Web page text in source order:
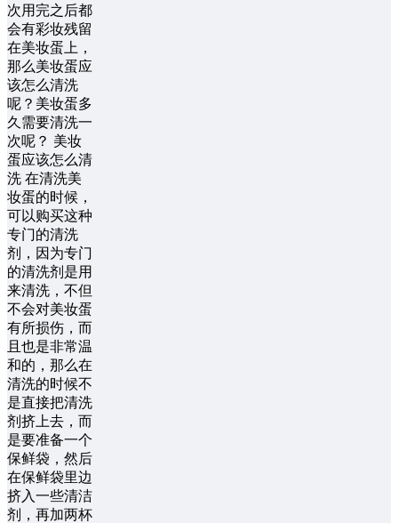
次用完之后都
会有彩妆残留
在美妆蛋上，
那么美妆蛋应
该怎么清洗
呢？美妆蛋多
久需要清洗一
次呢？ 美妆
蛋应该怎么清
洗 在清洗美
妆蛋的时候，
可以购买这种
专门的清洗
剂，因为专门
的清洗剂是用
来清洗，不但
不会对美妆蛋
有所损伤，而
且也是非常温
和的，那么在
清洗的时候不
是直接把清洗
剂挤上去，而
是要准备一个
保鲜袋，然后
在保鲜袋里边
挤入一些清洁
剂，再加两杯